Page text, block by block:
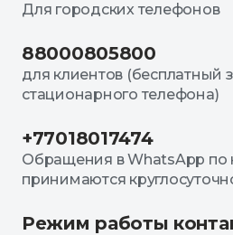
Для городских телефонов
88000805800
для клиентов (бесплатный
стационарного телефона)
+77018017474
Обращения в WhatsApp по
принимаются
Режим работы